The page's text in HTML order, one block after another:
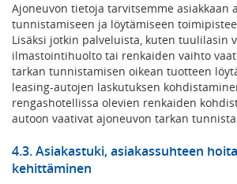
Ajoneuvon tietoja tarvitsemme asiakkaan
tunnistamiseen ja löytämiseen
Lisäksi jotkin palveluista, kuten tuulilasin
ilmastointihuolto tai renkaiden vaihto
tarkan tunnistamisen oikean tuotteen
leasing-autojen laskutuksen
rengashotellissa olevien renkaiden
autoon vaativat ajoneuvon tarkan
4.3. Asiakastuki, asiakassuhteen
kehittäminen